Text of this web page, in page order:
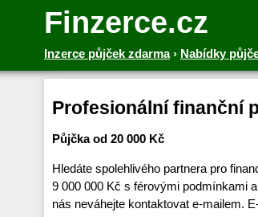
Finzerce.cz
Inzerce půjček zdarma› Nabídky
Profesionální finanční
Půjčka od 20 000 Kč
Hledáte spolehlivého partnera pro
9 000 000 Kč s férovými podmínkami
nás neváhejte kontaktovat e-mailem.